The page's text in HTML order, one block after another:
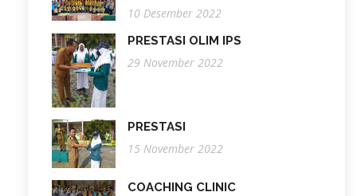
10 Desember 2022
PRESTASI OLIM IPS
29 November 2022
PRESTASI
15 November 2022
COACHING CLINIC